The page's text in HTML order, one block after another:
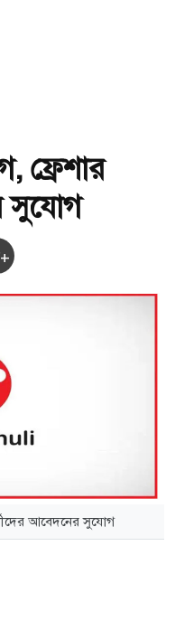
ফ্রেশার
সুযোগ
আবেদনের সুযোগ